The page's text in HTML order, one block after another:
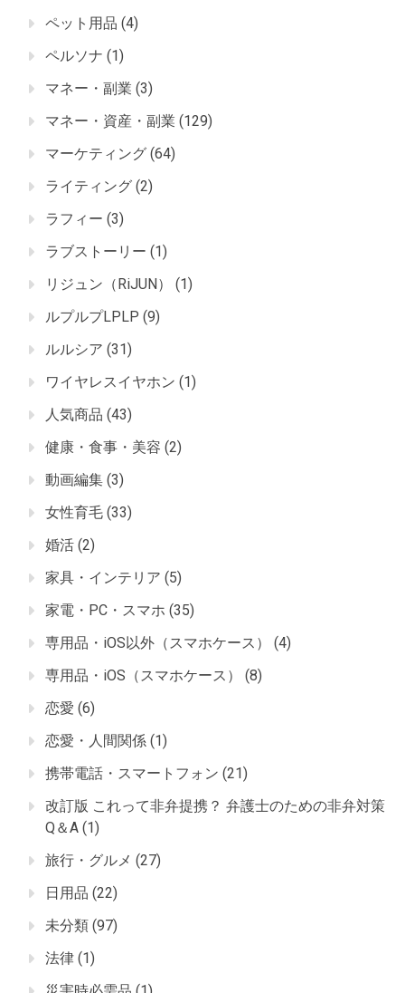
ペット用品 (4)
ペルソナ (1)
マネー・副業 (3)
マネー・資産・副業 (129)
マーケティング (64)
ライティング (2)
ラフィー (3)
ラブストーリー (1)
リジュン（RiJUN）
(1)
ルプルプLPLP (9)
ルルシア (31)
ワイヤレスイヤホン (1)
人気商品 (43)
健康・食事・美容 (2)
動画編集 (3)
女性育毛 (33)
婚活 (2)
家具・インテリア (5)
家電・PC・スマホ (35)
専用品・iOS以外（スマホケース）
(4)
専用品・iOS（スマホケース）
(8)
恋愛 (6)
恋愛・人間関係 (1)
携帯電話・スマートフォン (21)
改訂版 これって非弁提携？ 弁護士のための非弁対策
Q＆A (1)
旅行・グルメ (27)
日用品 (22)
未分類 (97)
法律 (1)